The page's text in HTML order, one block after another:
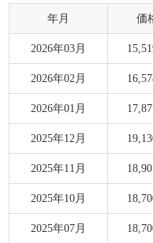
年月 価
2026年03月
2026年02月
2026年01月
2025年12月
2025年11月
2025年10月
2025年07月